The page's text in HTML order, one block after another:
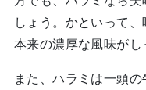
しょう。かといって
本来の濃厚な風味がし
また、ハラミは一頭